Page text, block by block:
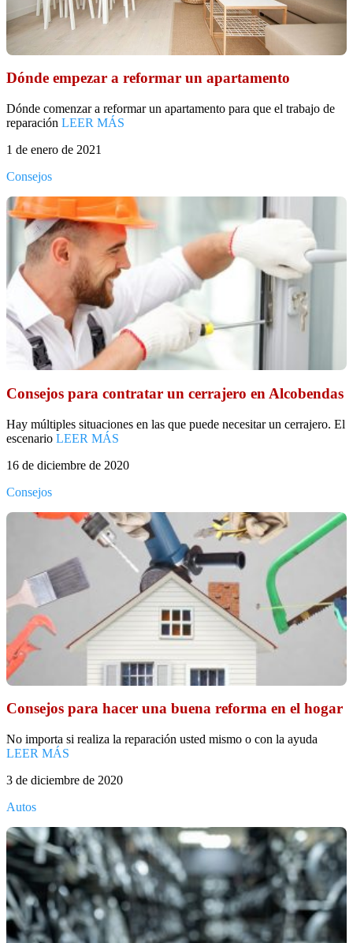
Dónde empezar a reformar un apartamento
Dónde comenzar a reformar un apartamento para que el trabajo de
reparación LEER MÁS
1 de enero de 2021
Consejos
Consejos para contratar un cerrajero en Alcobendas
Hay múltiples situaciones en las que puede necesitar un cerrajero. El
escenario LEER MÁS
16 de diciembre de 2020
Consejos
Consejos para hacer una buena reforma en el hogar
No importa si realiza la reparación usted mismo o con la ayuda
LEER MÁS
3 de diciembre de 2020
Autos